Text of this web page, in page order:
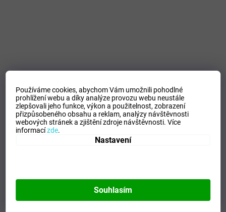
Používáme cookies, abychom Vám umožnili pohodlné
prohlížení webu a díky analýze provozu webu neustále
zlepšovali jeho funkce, výkon a použitelnost,zobrazení
přizpůsobeného obsahu a reklam, analýzy návštěvnosti
webových stránek a zjištění zdroje návštěvnosti.Více
informacízde.
Nastavení
Souhlasím